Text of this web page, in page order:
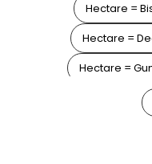
Hectare =
Hectare =
Hectare =
Hectare = Square